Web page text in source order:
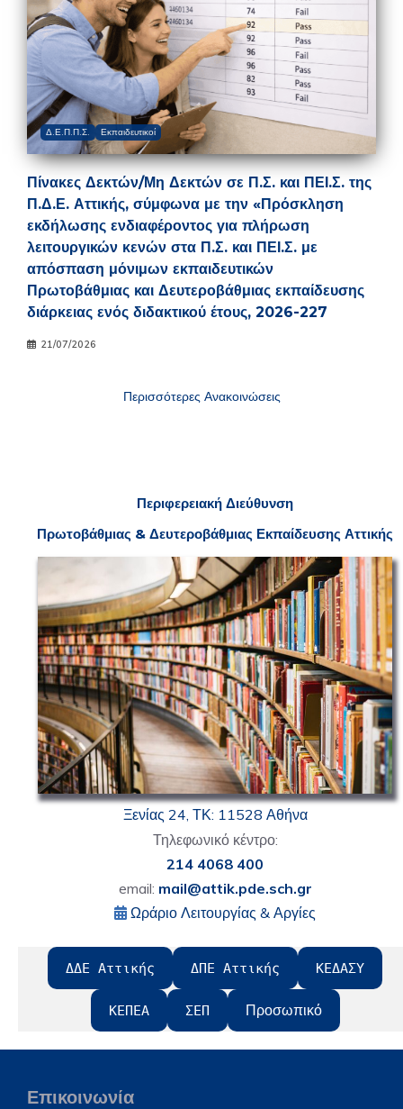
Δ.Ε.Π.Π.Σ. Εκπαιδευτικοί
Πίνακες Δεκτών/Μη Δεκτών σε Π.Σ. και ΠΕΙ.Σ. της
Π.Δ.Ε. Αττικής, σύμφωνα με την «Πρόσκληση
εκδήλωσης ενδιαφέροντος για πλήρωση
λειτουργικών κενών στα Π.Σ. και ΠΕΙ.Σ. με
απόσπαση μόνιμων εκπαιδευτικών
Πρωτοβάθμιας και Δευτεροβάθμιας εκπαίδευσης
διάρκειας ενός διδακτικού έτους, 2026-227
21/07/2026
Περισσότερες Ανακοινώσεις
Περιφερειακή Διεύθυνση
Πρωτοβάθμιας & Δευτεροβάθμιας Εκπαίδευσης Αττικής
Ξενίας 24, ΤΚ: 11528 Αθήνα
Τηλεφωνικό κέντρο:
214 4068 400
email: mail@attik.pde.sch.gr
Ωράριο Λειτουργίας & Αργίες
ΔΔΕ Αττικής ΔΠΕ Αττικής ΚΕΔΑΣΥ
ΚΕΠΕΑ ΣΕΠ Προσωπικό
Επικοινωνία